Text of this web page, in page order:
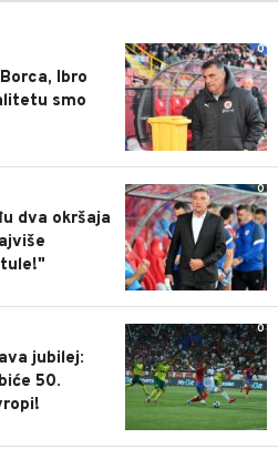
0
Ibro
smo
0
dva okršaja
0
jubilej:
50.